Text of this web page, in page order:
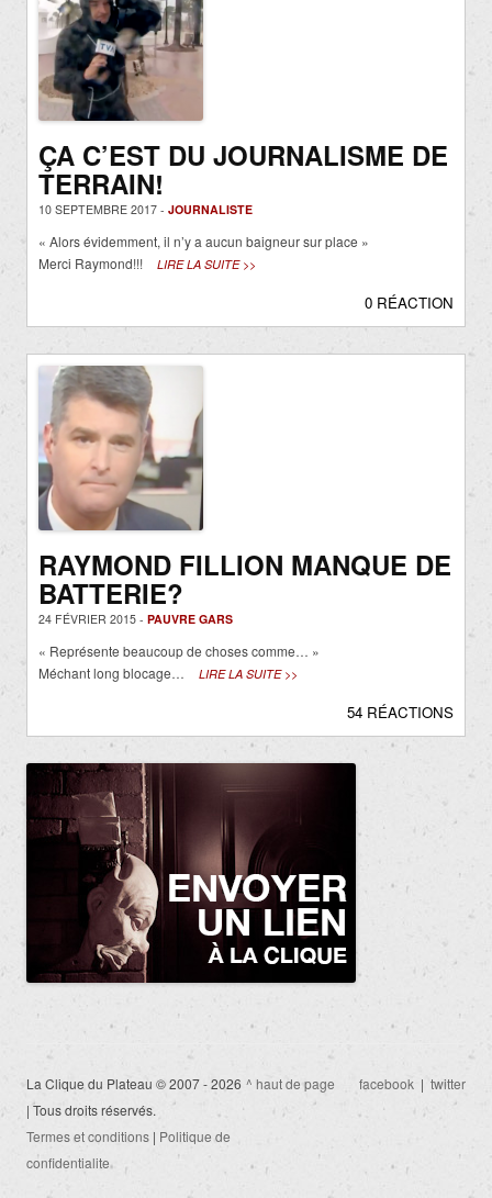
ÇA C’EST DU JOURNALISME DE
TERRAIN!
10 SEPTEMBRE 2017 - JOURNALISTE
« Alors évidemment, il n’y a aucun baigneur sur place »
Merci Raymond!!!
LIRE LA SUITE >>
0 RÉACTION
RAYMOND FILLION MANQUE DE
BATTERIE?
24 FÉVRIER 2015 - PAUVRE GARS
« Représente beaucoup de choses comme… »
Méchant long blocage…
LIRE LA SUITE >>
54 RÉACTIONS
La Clique du Plateau © 2007 - 2026
| Tous droits réservés.
Termes et conditions | Politique de
confidentialite
^ haut de page facebook | twitter